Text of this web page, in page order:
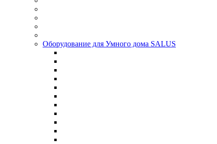
Оборудование для Умного дома SALUS